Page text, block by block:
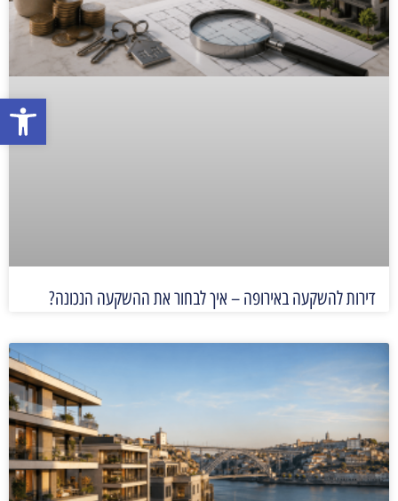
דירות להשקעה באירופה – איך לבחור את ההשקעה הנכונה?
פתח